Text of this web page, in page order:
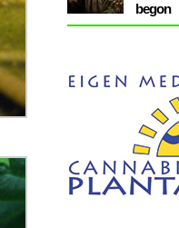
begon